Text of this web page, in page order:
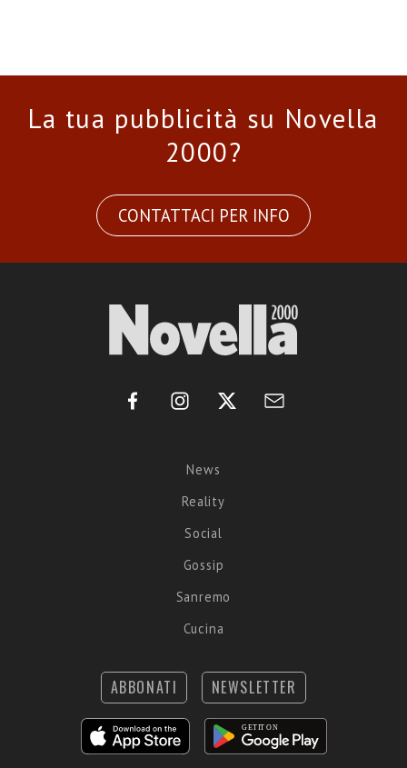
La tua pubblicità su Novella
2000?
CONTATTACI PER INFO
News
Reality
Social
Gossip
Sanremo
Cucina
ABBONATI NEWSLETTER